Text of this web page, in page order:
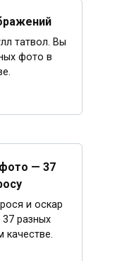
татвол. Вы
фото в
— 37
и оскар
разных